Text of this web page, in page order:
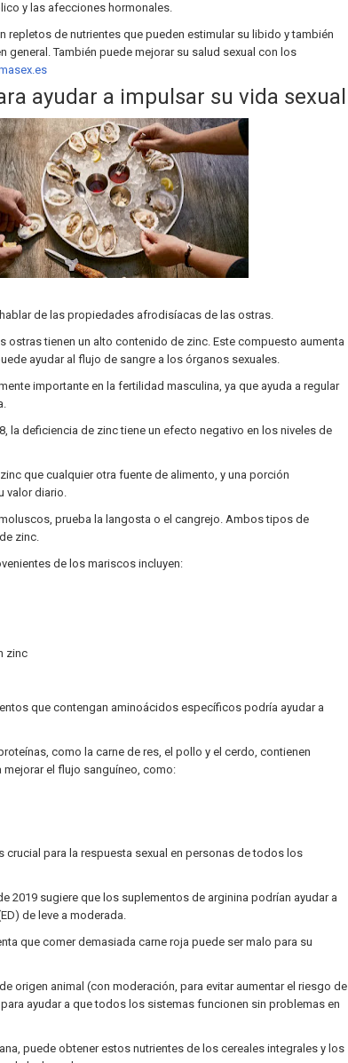
y las afecciones hormonales.
repletos de nutrientes que pueden estimular su libido y también
general. También puede mejorar su salud sexual con los
ayudar a impulsar su vida sexual
de las propiedades afrodisíacas de las ostras.
ostras tienen un alto contenido de zinc. Este compuesto aumenta
ayudar al flujo de sangre a los órganos sexuales.
importante en la fertilidad masculina, ya que ayuda a regular
la deficiencia de zinc tiene un efecto negativo en los niveles de
que cualquier otra fuente de alimento, y una porción
valor diario.
prueba la langosta o el cangrejo. Ambos tipos de
zinc.
de los mariscos incluyen:
zinc
que contengan aminoácidos específicos podría ayudar a
como la carne de res, el pollo y el cerdo, contienen
el flujo sanguíneo, como:
crucial para la respuesta sexual en personas de todos los
2019 sugiere que los suplementos de arginina podrían ayudar a
de leve a moderada.
que comer demasiada carne roja puede ser malo para su
origen animal (con moderación, para evitar aumentar el riesgo de
ayudar a que todos los sistemas funcionen sin problemas en
puede obtener estos nutrientes de los cereales integrales y los